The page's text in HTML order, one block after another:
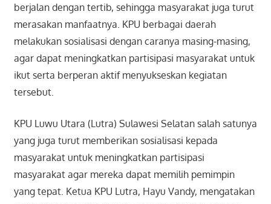
berjalan dengan tertib, sehingga masyarakat juga turut
merasakan manfaatnya. KPU berbagai daerah
melakukan sosialisasi dengan caranya masing-masing,
agar dapat meningkatkan partisipasi masyarakat untuk
ikut serta berperan aktif menyukseskan kegiatan
tersebut.
KPU Luwu Utara (Lutra) Sulawesi Selatan salah satunya
yang juga turut memberikan sosialisasi kepada
masyarakat untuk meningkatkan partisipasi
masyarakat agar mereka dapat memilih pemimpin
yang tepat. Ketua KPU Lutra, Hayu Vandy, mengatakan